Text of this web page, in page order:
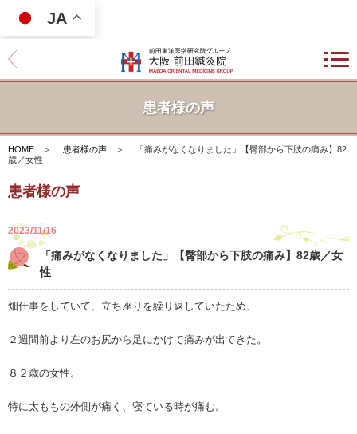
JA
患者様の声
HOME ＞ 患者様の声 ＞
「痛みがなくなりました」【臀部から下肢の痛み】82
歳／女性
患者様の声
2023/11/16
「痛みがなくなりました」【臀部から下肢の痛み】82歳／女
性
畑仕事をしていて、立ち座りを繰り返していたため、
２週間前より左のお尻から足にかけて痛みが出てきた。
８２歳の女性。
特に太ももの外側が痛く、寝ている時が痛む。